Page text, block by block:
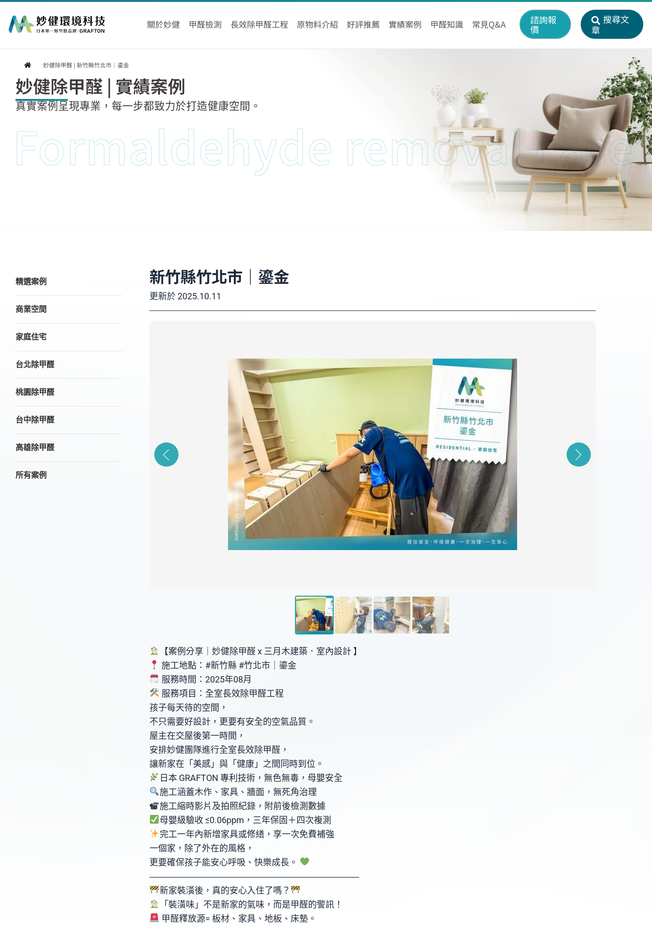
跳
要
關於妙健 甲醛檢測 長效除甲醛工程 原物料介紹 好評推薦 實績案例 甲醛知識 常見Q&A 諮詢報
價
搜尋文
章
妙健除甲醛 | 新竹縣竹北市｜鎏金
妙健除甲醛 | 實績案例
真實案例呈現專業，每一步都致力於打造健康空間。
精選案例
商業空間
家庭住宅
台北除甲醛
桃園除甲醛
台中除甲醛
高雄除甲醛
所有案例
新竹縣竹北市｜鎏金
更新於2025.10.11
【案例分享｜妙健除甲醛 x 三月木建築．室內設計 】
施工地點：#新竹縣 #竹北市｜鎏金
服務時間：2025年08月
服務項目：全室長效除甲醛工程
孩子每天待的空間，
不只需要好設計，更要有安全的空氣品質。
屋主在交屋後第一時間，
安排妙健團隊進行全室長效除甲醛，
讓新家在「美感」與「健康」之間同時到位。
日本 GRAFTON 專利技術，無色無毒，母嬰安全
施工涵蓋木作、家具、牆面，無死角治理
施工縮時影片及拍照紀錄，附前後檢測數據
母嬰級驗收 ≤0.06ppm，三年保固＋四次複測
完工一年內新增家具或修繕，享一次免費補強
一個家，除了外在的風格，
更要確保孩子能安心呼吸、快樂成長。
―――――――――――――――――――󠀠󠀠󠀠󠀠――――󠀠󠀠󠀠―󠀠󠀠󠀠
新家裝潢後，真的安心入住了嗎？
「裝潢味」不是新家的氣味，而是甲醛的警訊！
甲醛釋放源= 板材、家具、地板、床墊。